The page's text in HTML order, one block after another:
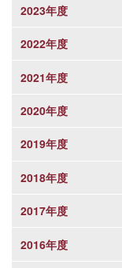
2023年度
2022年度
2021年度
2020年度
2019年度
2018年度
2017年度
2016年度